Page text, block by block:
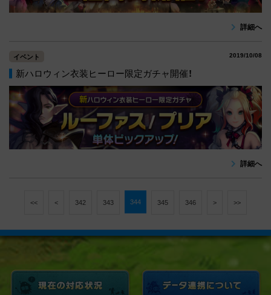
詳細へ
イベント 2019/10/08
新ハロウィン衣装ヒーロー限定ガチャ開催！
詳細へ
<< < 342 343 344 345 346 > >>